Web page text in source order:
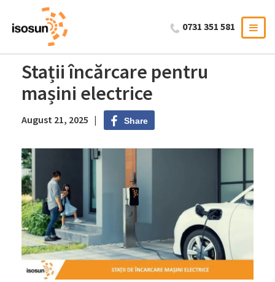
0731 351 581
Stații încărcare pentru
mașini electrice
August 21, 2025 | Share